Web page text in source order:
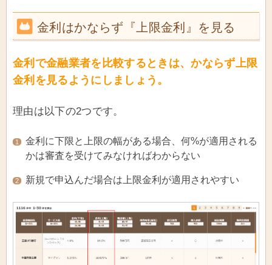
金利はかならず『上限金利』を見る
金利で金融業者を比較するときは、かならず上限
金利を見るようにしましょう。
理由は以下の2つです。
1
金利に下限と上限の幅がある場合、何%が適用される
かは審査を受けてみなければわからない
2 新規で申込んだ場合は上限金利が適用されやすい